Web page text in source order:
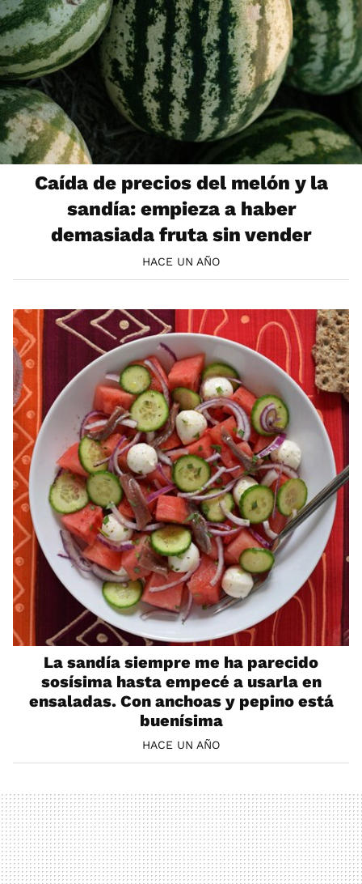
Caída de precios del melón y la
sandía: empieza a haber
demasiada fruta sin vender
HACE UN AÑO
La sandía siempre me ha parecido
sosísima hasta empecé a usarla en
ensaladas. Con anchoas y pepino está
buenísima
HACE UN AÑO